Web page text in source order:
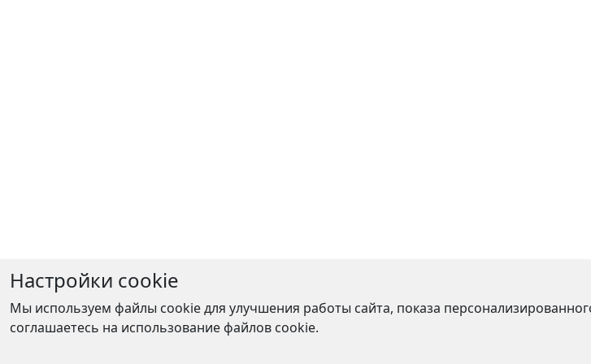
Настройки cookie
Мы используем файлы cookie для улучшения работы сайта, показа
соглашаетесь на использование файлов cookie.